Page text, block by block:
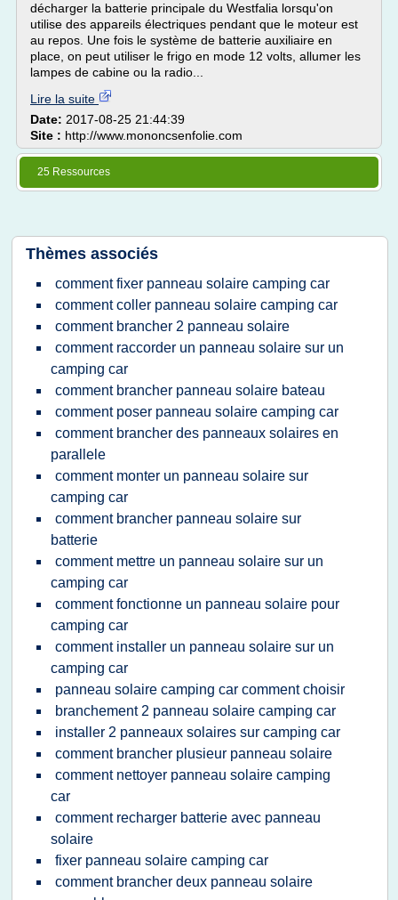
décharger la batterie principale du Westfalia lorsqu'on
utilise des appareils électriques pendant que le moteur est
au repos. Une fois le système de batterie auxiliaire en
place, on peut utiliser le frigo en mode 12 volts, allumer les
lampes de cabine ou la radio...
Lire la suite
Date: 2017-08-25 21:44:39
Site : http://www.mononcsenfolie.com
25 Ressources
Thèmes associés
comment fixer panneau solaire camping car
comment coller panneau solaire camping car
comment brancher 2 panneau solaire
comment raccorder un panneau solaire sur un
camping car
comment brancher panneau solaire bateau
comment poser panneau solaire camping car
comment brancher des panneaux solaires en
parallele
comment monter un panneau solaire sur
camping car
comment brancher panneau solaire sur
batterie
comment mettre un panneau solaire sur un
camping car
comment fonctionne un panneau solaire pour
camping car
comment installer un panneau solaire sur un
camping car
panneau solaire camping car comment choisir
branchement 2 panneau solaire camping car
installer 2 panneaux solaires sur camping car
comment brancher plusieur panneau solaire
comment nettoyer panneau solaire camping
car
comment recharger batterie avec panneau
solaire
fixer panneau solaire camping car
comment brancher deux panneau solaire